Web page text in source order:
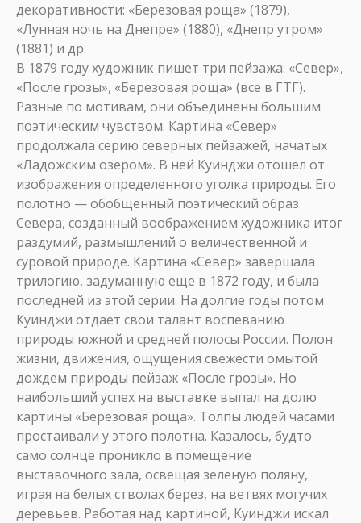
декоративности: «Березовая роща» (1879),
«Лунная ночь на Днепре» (1880), «Днепр утром»
(1881) и др.
В 1879 году художник пишет три пейзажа: «Север»,
«После грозы», «Березовая роща» (все в ГТГ).
Разные по мотивам, они объединены большим
поэтическим чувством. Картина «Север»
продолжала серию северных пейзажей, начатых
«Ладожским озером». В ней Куинджи отошел от
изображения определенного уголка природы. Его
полотно — обобщенный поэтический образ
Севера, созданный воображением художника итог
раздумий, размышлений о величественной и
суровой природе. Картина «Север» завершала
трилогию, задуманную еще в 1872 году, и была
последней из этой серии. На долгие годы потом
Куинджи отдает свои талант воспеванию
природы южной и средней полосы России. Полон
жизни, движения, ощущения свежести омытой
дождем природы пейзаж «После грозы». Но
наибольший успех на выставке выпал на долю
картины «Березовая роща». Толпы людей часами
простаивали у этого полотна. Казалось, будто
само солнце проникло в помещение
выставочного зала, освещая зеленую поляну,
играя на белых стволах берез, на ветвях могучих
деревьев. Работая над картиной, Куинджи искал